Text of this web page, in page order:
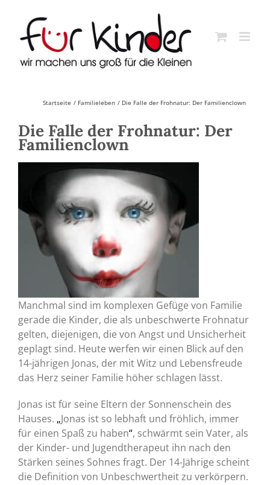
content
Startseite Familieleben Die Falle der Frohnatur: Der Familienclown
Die Falle der Frohnatur: Der
Familienclown
Manchmal sind im komplexen Gefüge von Familie
gerade die Kinder, die als unbeschwerte Frohnatur
gelten, diejenigen, die von Angst und Unsicherheit
geplagt sind. Heute werfen wir einen Blick auf den
14-jährigen Jonas, der mit Witz und Lebensfreude
das Herz seiner Familie höher schlagen lässt.
Jonas ist für seine Eltern der Sonnenschein des
Hauses. „Jonas ist so lebhaft und fröhlich, immer
für einen Spaß zu haben“, schwärmt sein Vater, als
der Kinder- und Jugendtherapeut ihn nach den
Stärken seines Sohnes fragt. Der 14-Jährige scheint
die Definition von Unbeschwertheit zu verkörpern.